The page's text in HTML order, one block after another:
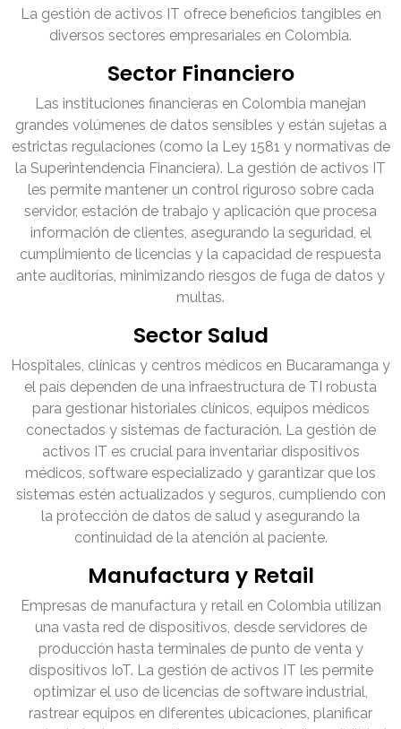
La gestión de activos IT ofrece beneficios tangibles en
diversos sectores empresariales en Colombia.
Sector Financiero
Las instituciones financieras en Colombia manejan
grandes volúmenes de datos sensibles y están sujetas a
estrictas regulaciones (como la Ley 1581 y normativas de
la Superintendencia Financiera). La gestión de activos IT
les permite mantener un control riguroso sobre cada
servidor, estación de trabajo y aplicación que procesa
información de clientes, asegurando la seguridad, el
cumplimiento de licencias y la capacidad de respuesta
ante auditorías, minimizando riesgos de fuga de datos y
multas.
Sector Salud
Hospitales, clínicas y centros médicos en Bucaramanga y
el país dependen de una infraestructura de TI robusta
para gestionar historiales clínicos, equipos médicos
conectados y sistemas de facturación. La gestión de
activos IT es crucial para inventariar dispositivos
médicos, software especializado y garantizar que los
sistemas estén actualizados y seguros, cumpliendo con
la protección de datos de salud y asegurando la
continuidad de la atención al paciente.
Manufactura y Retail
Empresas de manufactura y retail en Colombia utilizan
una vasta red de dispositivos, desde servidores de
producción hasta terminales de punto de venta y
dispositivos IoT. La gestión de activos IT les permite
optimizar el uso de licencias de software industrial,
rastrear equipos en diferentes ubicaciones, planificar